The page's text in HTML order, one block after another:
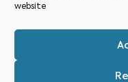
website